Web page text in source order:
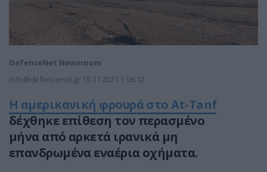
DefenceNet Newsroom
info@defencenet.gr 19.11.2021 | 06:12
H αμερικανική φρουρά στο At-Tanf
δέχθηκε επίθεση τον περασμένο
μήνα από αρκετά ιρανικά μη
επανδρωμένα εναέρια οχήματα.